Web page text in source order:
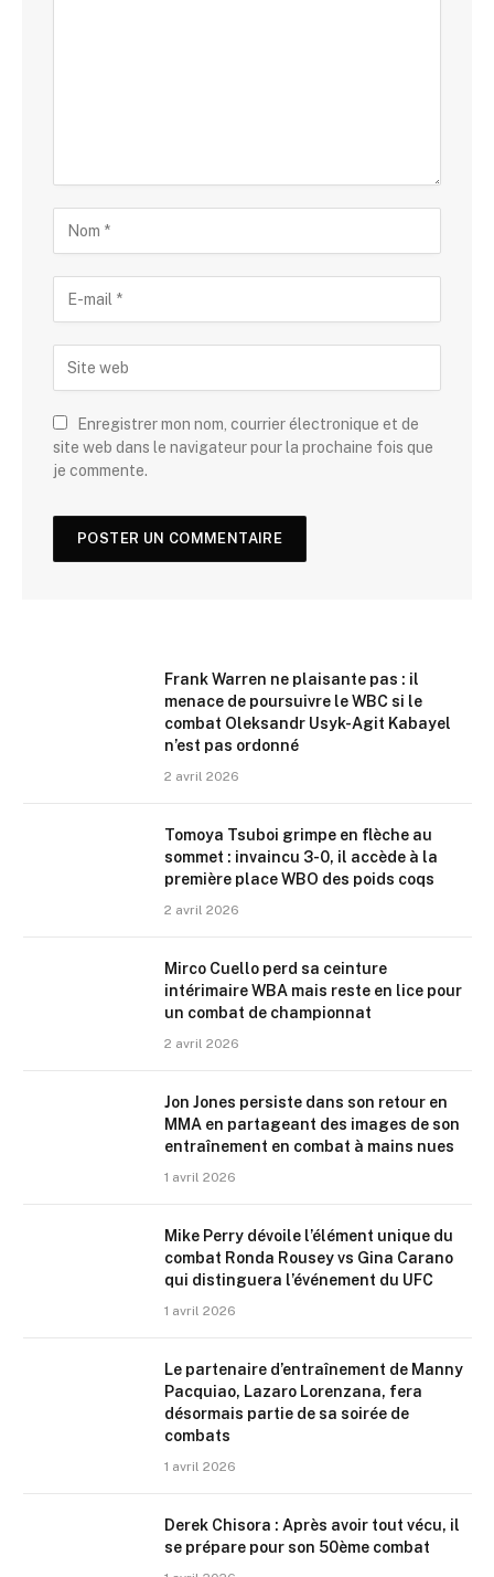
Enregistrer mon nom, courrier électronique et de
site web dans le navigateur pour la prochaine fois que
je commente.
Frank Warren ne plaisante pas : il
menace de poursuivre le WBC si le
combat Oleksandr Usyk-Agit Kabayel
n’est pas ordonné
2 avril 2026
Tomoya Tsuboi grimpe en flèche au
sommet : invaincu 3-0, il accède à la
première place WBO des poids coqs
2 avril 2026
Mirco Cuello perd sa ceinture
intérimaire WBA mais reste en lice pour
un combat de championnat
2 avril 2026
Jon Jones persiste dans son retour en
MMA en partageant des images de son
entraînement en combat à mains nues
1 avril 2026
Mike Perry dévoile l’élément unique du
combat Ronda Rousey vs Gina Carano
qui distinguera l’événement du UFC
1 avril 2026
Le partenaire d’entraînement de Manny
Pacquiao, Lazaro Lorenzana, fera
désormais partie de sa soirée de
combats
1 avril 2026
Derek Chisora : Après avoir tout vécu, il
se prépare pour son 50ème combat